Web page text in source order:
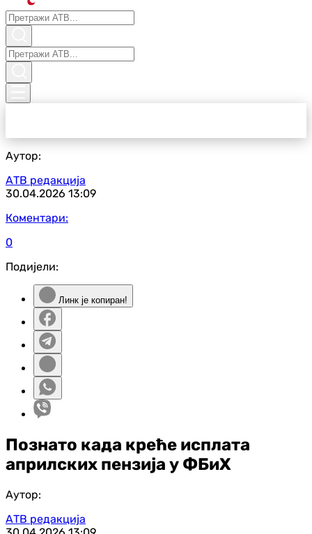
Аутор:
АТВ редакција
30.04.2026 13:09
Коментари:
0
Подијели:
Линк је копиран!
Познато када креће исплата
априлских пензија у ФБиХ
Аутор:
АТВ редакција